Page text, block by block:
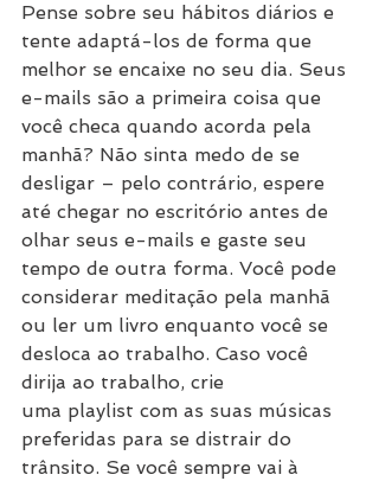
Pense sobre seu hábitos diários e
tente adaptá-los de forma que
melhor se encaixe no seu dia. Seus
e-mails são a primeira coisa que
você checa quando acorda pela
manhã? Não sinta medo de se
desligar – pelo contrário, espere
até chegar no escritório antes de
olhar seus e-mails e gaste seu
tempo de outra forma. Você pode
considerar meditação pela manhã
ou ler um livro enquanto você se
desloca ao trabalho. Caso você
dirija ao trabalho, crie
uma playlist com as suas músicas
preferidas para se distrair do
trânsito. Se você sempre vai à